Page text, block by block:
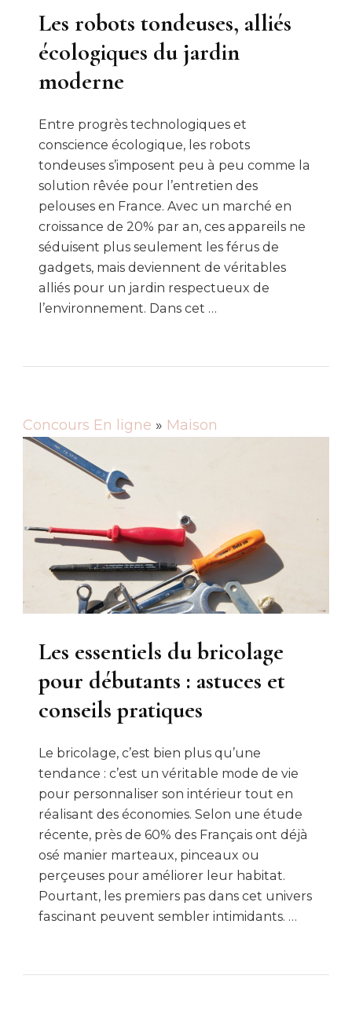
Les robots tondeuses, alliés
écologiques du jardin
moderne
Entre progrès technologiques et
conscience écologique, les robots
tondeuses s’imposent peu à peu comme la
solution rêvée pour l’entretien des
pelouses en France. Avec un marché en
croissance de 20% par an, ces appareils ne
séduisent plus seulement les férus de
gadgets, mais deviennent de véritables
alliés pour un jardin respectueux de
l’environnement. Dans cet …
Concours En ligne » Maison
Les essentiels du bricolage
pour débutants : astuces et
conseils pratiques
Le bricolage, c’est bien plus qu’une
tendance : c’est un véritable mode de vie
pour personnaliser son intérieur tout en
réalisant des économies. Selon une étude
récente, près de 60% des Français ont déjà
osé manier marteaux, pinceaux ou
perçeuses pour améliorer leur habitat.
Pourtant, les premiers pas dans cet univers
fascinant peuvent sembler intimidants. …